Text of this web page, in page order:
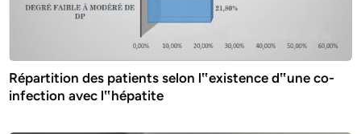
Répartition des patients selon l‟existence d‟une co-
infection avec l‟hépatite